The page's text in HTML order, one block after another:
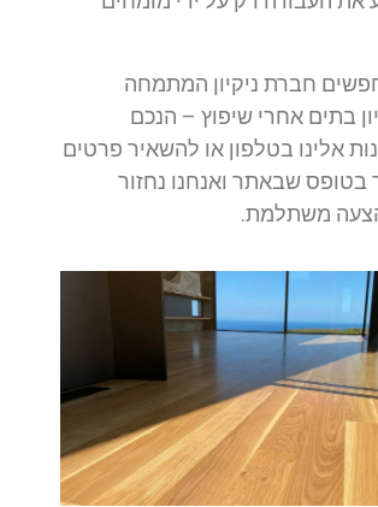
חברת ניקיון המתמחה
בתים אחרי שיפוץ – הנכם
אלינו בטלפון או להשאיר פרטים
בטופס שבאתר ואנחנו נחזור
משתלמת.